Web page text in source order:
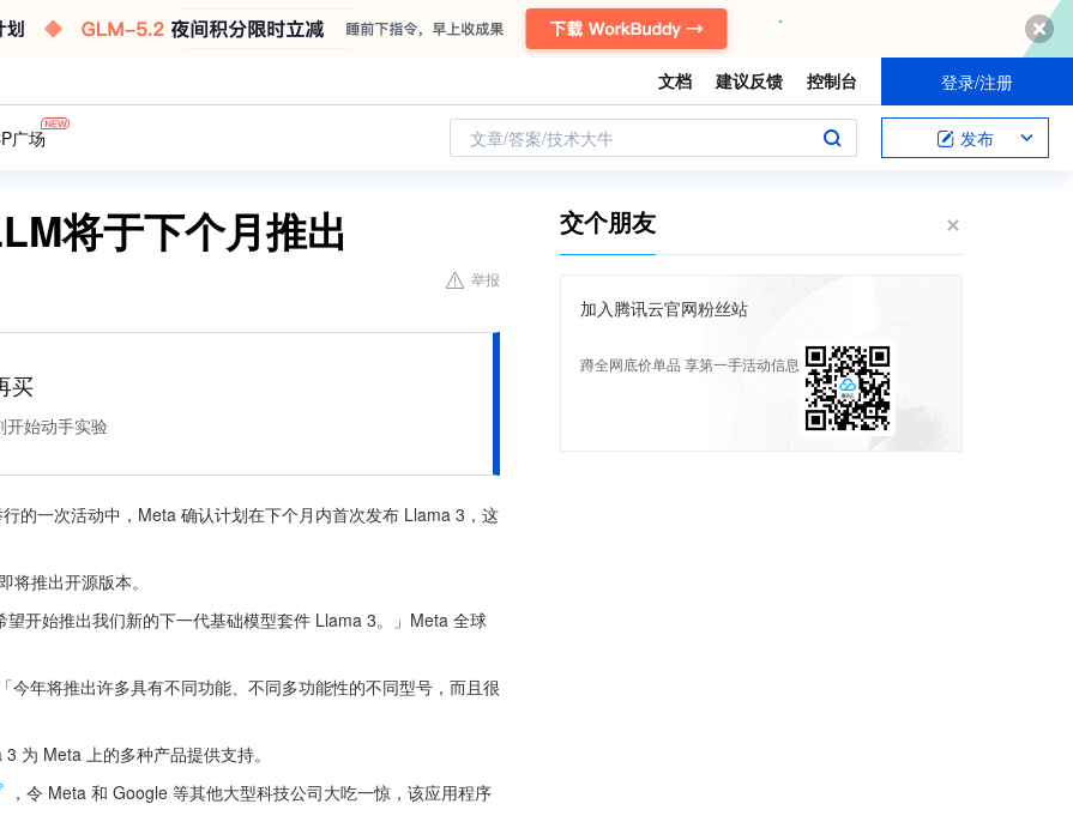
文档 建议反馈 控制台 登录/注册
广场 文章/答案/技术大牛 发布
将于下个月推出
举报
买
开始动手实验
的一次活动中，Meta 确认计划在下个月内首次发布 Llama 3，这
推出开源版本。
望开始推出我们新的下一代基础模型套件 Llama 3。」Meta 全球
年将推出许多具有不同功能、不同多功能性的不同型号，而且很
为 Meta 上的多种产品提供支持。
，令 Meta 和 Google 等其他大型科技公司大吃一惊，该应用程序
交个朋友
加入腾讯云官网粉丝站
蹲全网底价单品 享第一手活动信息